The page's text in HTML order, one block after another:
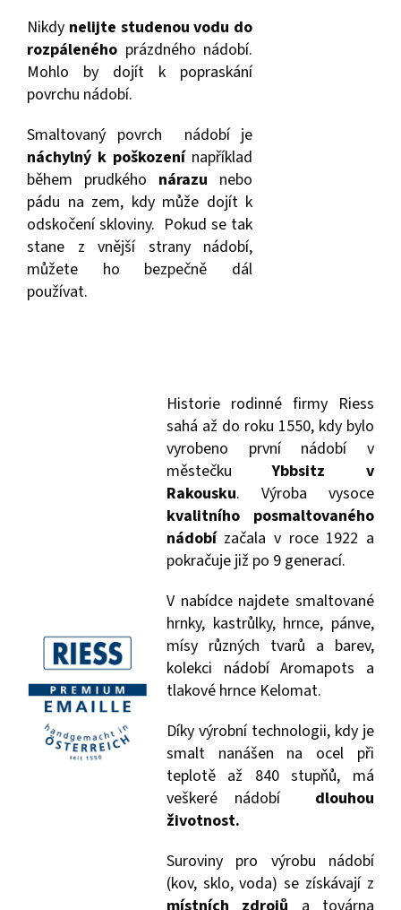
Nikdy nelijte studenou vodu do
rozpáleného prázdného nádobí.
Mohlo by dojít k popraskání
povrchu nádobí.
Smaltovaný povrch nádobí je
náchylný k poškození například
během prudkého nárazu nebo
pádu na zem, kdy může dojít k
odskočení skloviny. Pokud se tak
stane z vnější strany nádobí,
můžete ho bezpečně dál
používat.
Historie rodinné firmy Riess
sahá až do roku 1550, kdy bylo
vyrobeno první nádobí v
městečkuYbbsitz v
Rakousku. Výroba vysoce
kvalitního posmaltovaného
nádobízačala v roce 1922 a
pokračuje již po 9 generací.
V nabídce najdete smaltované
hrnky, kastrůlky, hrnce, pánve,
mísy různých tvarů a barev,
kolekci nádobí Aromapots a
tlakové hrnce Kelomat.
Díky výrobní technologii, kdy je
smalt nanášen na ocel při
teplotě až 840 stupňů, má
veškeré nádobí
dlouhou
životnost.
Suroviny pro výrobu nádobí
(kov, sklo, voda) se získávají z